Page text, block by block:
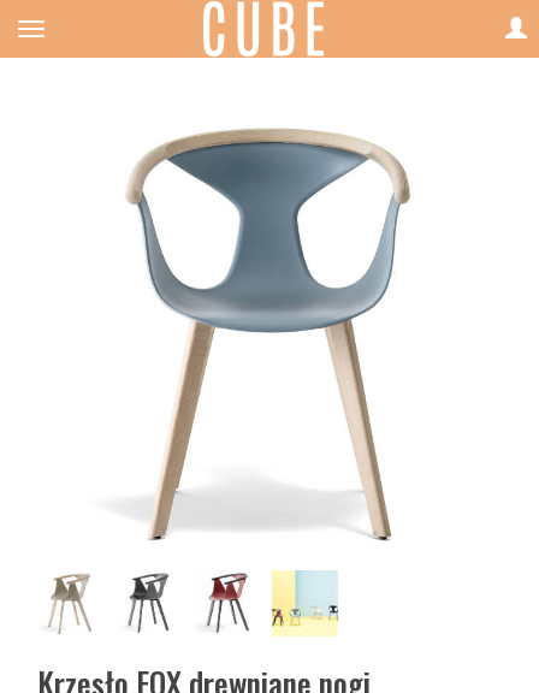
Krzesło FOX drewniane nogi